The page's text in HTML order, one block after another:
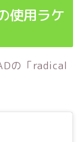
使用ラケ
の「radical